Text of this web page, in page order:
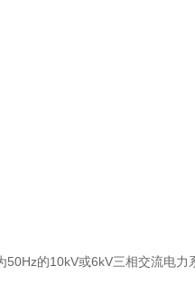
的10kV或6kV三相交流电力